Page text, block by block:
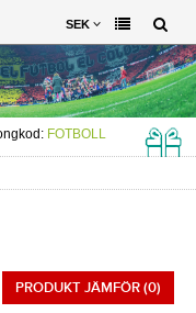
SEK
FOTBOLL
PRODUKT JÄMFÖR (0)